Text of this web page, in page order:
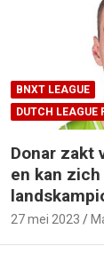
BNXT LEAGUE
DUTCH LEAGUE
Donar zakt
en kan zich
27 mei 2023